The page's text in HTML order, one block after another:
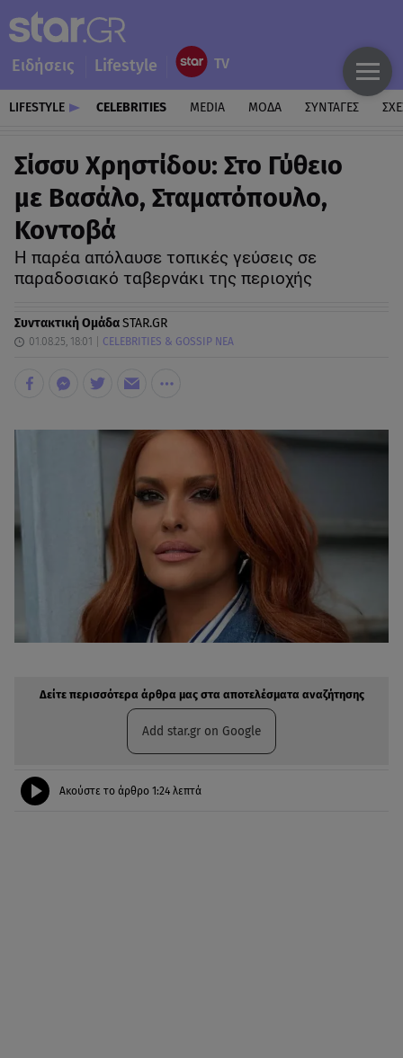
Ειδήσεις Lifestyle
LIFESTYLE CELEBRITIES MEDIA ΜΟΔΑ ΣΥΝΤΑΓΕΣ
Σίσσυ Χρηστίδου: Στο Γύθειο
με Βασάλο, Σταματόπουλο,
Κοντοβά
Η παρέα απόλαυσε τοπικές γεύσεις σε
παραδοσιακό ταβερνάκι της περιοχής
Συντακτική ΟμάδαSTAR.GR
01.08.25, 18:01 CELEBRITIES & GOSSIP ΝΕΑ
Δείτε περισσότερα άρθρα μας στα αποτελέσματα αναζήτησης
Add star.gr on Google
Ακούστε το άρθρο 1:24 λεπτά